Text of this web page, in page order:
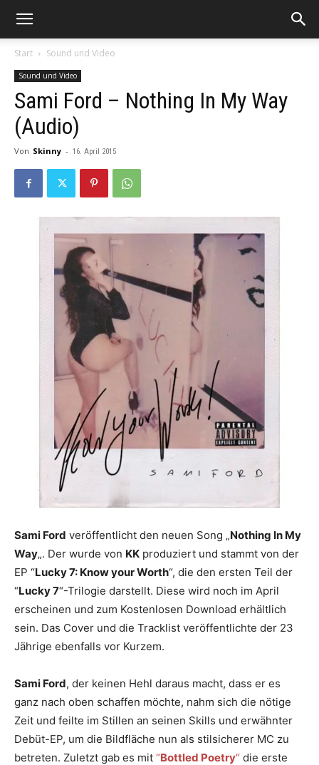
Start Sound und Video
Sound und Video
Sami Ford – Nothing In My Way
(Audio)
Von Skinny - 16. April 2015
Sami Ford veröffentlicht den neuen Song „Nothing In My
Way„. Der wurde von KK produziert und stammt von der
EP “Lucky 7: Know your Worth“, die den ersten Teil der
“Lucky 7“-Trilogie darstellt. Diese wird noch im April
erscheinen und zum Kostenlosen Download erhältlich
sein. Das Cover und die Tracklist veröffentlichte der 23
Jährige ebenfalls vor Kurzem.
Sami Ford, der keinen Hehl daraus macht, dass er es
ganz nach oben schaffen möchte, nahm sich die nötige
Zeit und feilte im Stillen an seinen Skills und erwähnter
Debüt-EP, um die Bildfläche nun als stilsicherer MC zu
betreten. Zuletzt gab es mit “Bottled Poetry“ die erste